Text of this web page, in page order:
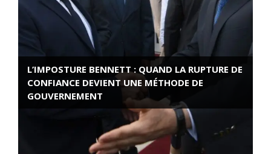
L’IMPOSTURE BENNETT : QUAND LA RUPTURE DE
CONFIANCE DEVIENT UNE MÉTHODE DE
GOUVERNEMENT
ROSE VALLAND, HEROÏNE DE LA RESISTANCE